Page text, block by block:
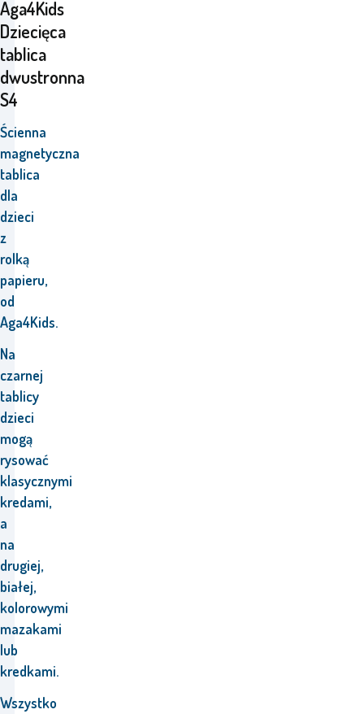
Aga4Kids
Dziecięca
tablica
dwustronna
S4
Ścienna
magnetyczna
tablica
dla
dzieci
z
rolką
papieru,
od
Aga4Kids.
Na
czarnej
tablicy
dzieci
mogą
rysować
klasycznymi
kredami,
a
na
drugiej,
białej,
kolorowymi
mazakami
lub
kredkami.
Wszystko